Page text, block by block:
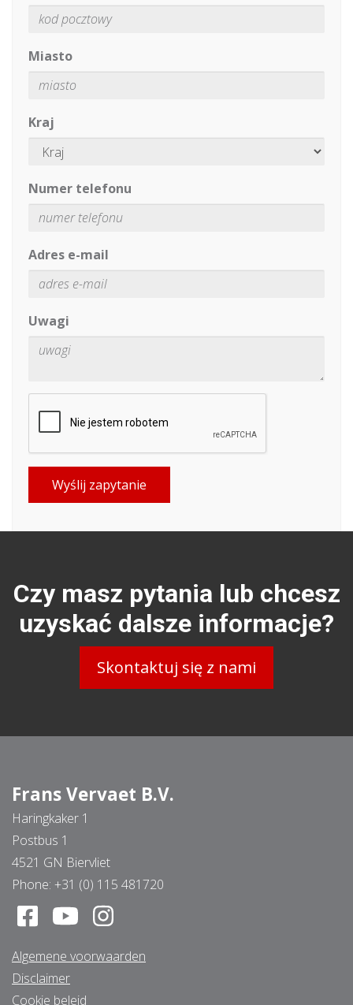
Miasto
Kraj
Numer telefonu
Adres e-mail
Uwagi
Wyślij zapytanie
Czy masz pytania lub chcesz
uzyskać dalsze informacje?
Skontaktuj się z nami
Frans Vervaet B.V.
Haringkaker 1
Postbus 1
4521 GN Biervliet
Phone: +31 (0) 115 481720
Algemene voorwaarden
Disclaimer
Cookie beleid